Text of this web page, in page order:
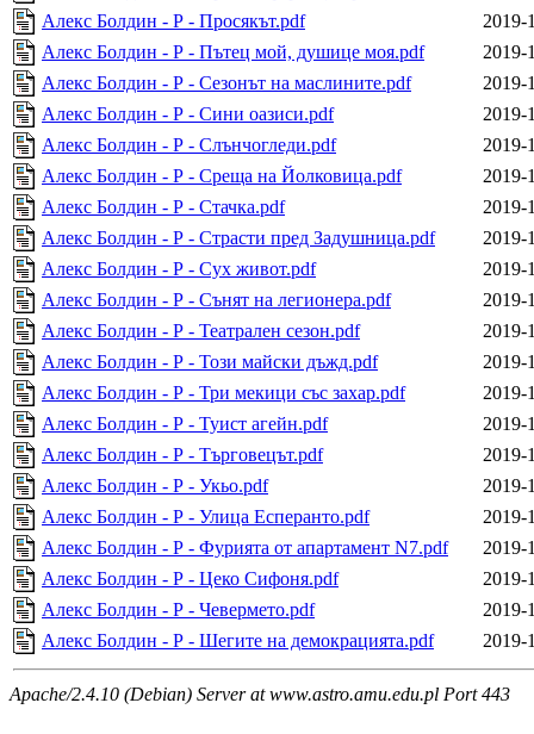
Алекс Болдин - Р - Просякът.pdf
2019-
Алекс Болдин - Р - Пътец мой, душице моя.pdf
2019-
Алекс Болдин - Р - Сезонът на маслините.pdf
2019-
Алекс Болдин - Р - Сини оазиси.pdf
2019-
Алекс Болдин - Р - Слънчогледи.pdf
2019-
Алекс Болдин - Р - Среща на Йолковица.pdf
2019-
Алекс Болдин - Р - Стачка.pdf
2019-
Алекс Болдин - Р - Страсти пред Задушница.pdf
2019-
Алекс Болдин - Р - Сух живот.pdf
2019-
Алекс Болдин - Р - Сънят на легионера.pdf
2019-
Алекс Болдин - Р - Театрален сезон.pdf
2019-
Алекс Болдин - Р - Този майски дъжд.pdf
2019-
Алекс Болдин - Р - Три мекици със захар.pdf
2019-
Алекс Болдин - Р - Туист агейн.pdf
2019-
Алекс Болдин - Р - Търговецът.pdf
2019-
Алекс Болдин - Р - Укьо.pdf
2019-
Алекс Болдин - Р - Улица Есперанто.pdf
2019-
Алекс Болдин - Р - Фурията от апартамент N7.pdf
2019-
Алекс Болдин - Р - Цеко Сифоня.pdf
2019-
Алекс Болдин - Р - Чевермето.pdf
2019-
Алекс Болдин - Р - Шегите на демокрацията.pdf
2019-
Apache/2.4.10 (Debian) Server at www.astro.amu.edu.pl Port 443